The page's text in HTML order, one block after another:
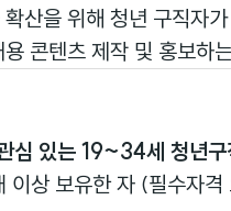
산을 위해 청년 구직자
콘텐츠 제작 및 홍보하
심 있는 19~34세 청년구
상 보유한 자 (필수자격